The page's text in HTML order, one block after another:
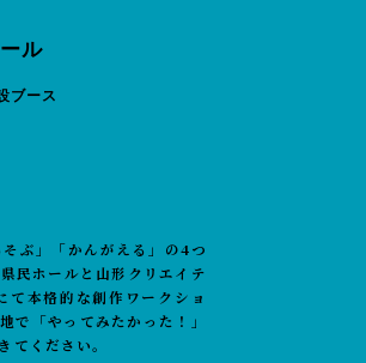
ル
ブース
そぶ」「かんがえる」の4つ
民ホールと山形クリエイテ
て本格的な創作ワークショ
で「やってみたかった！」
てください。